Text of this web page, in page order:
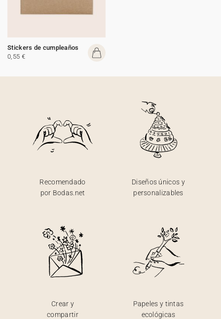
Stickers de cumpleaños
0,55 €
Recomendado
por Bodas.net
Diseños únicos y
personalizables
Crear y
compartir
Papeles y tintas
ecológicas